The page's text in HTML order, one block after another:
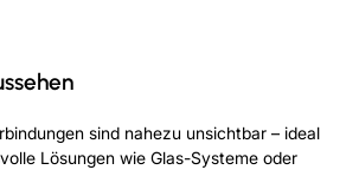
sind nahezu unsichtbar – ideal
Lösungen wie Glas-Systeme oder